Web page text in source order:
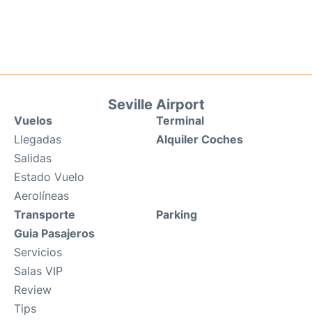
Seville Airport
Vuelos
Llegadas
Salidas
Estado Vuelo
Aerolíneas
Terminal
Alquiler Coches
Transporte
Guia Pasajeros
Servicios
Salas VIP
Review
Tips
Parking